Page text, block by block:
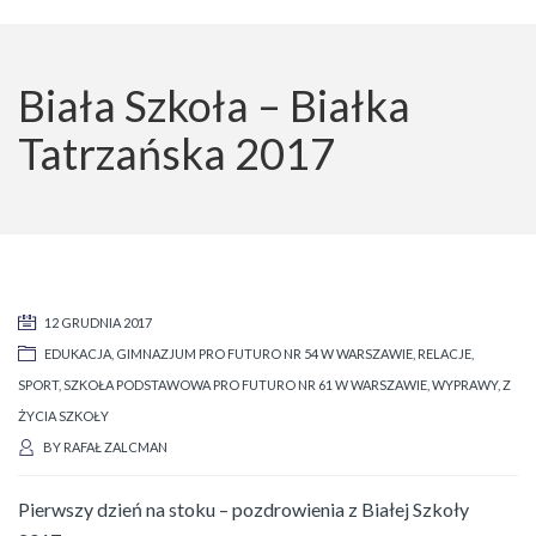
Biała Szkoła – Białka
Tatrzańska 2017
12 GRUDNIA 2017
EDUKACJA GIMNAZJUM PRO FUTURO NR 54 W WARSZAWIE RELACJE
SPORT, SZKOŁA PODSTAWOWA PRO FUTURO NR 61 W WARSZAWIE WYPRAWY, Z
ŻYCIA SZKOŁY
BY RAFAŁ ZALCMAN
Pierwszy dzień na stoku – pozdrowienia z Białej Szkoły